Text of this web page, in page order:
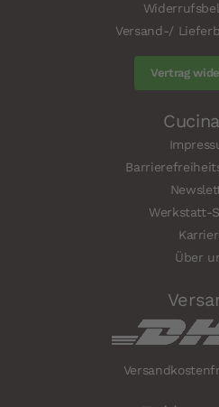
Versand-/
Vertrag
Werkstatt-
Über